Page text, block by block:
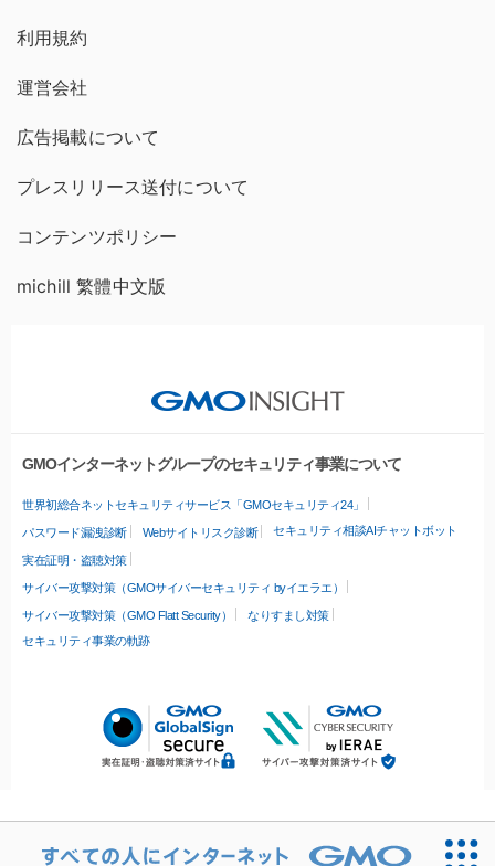
利用規約
運営会社
広告掲載について
プレスリリース送付について
コンテンツポリシー
michill 繁體中文版
GMOインターネットグループのセキュリティ事業について
世界初総合ネットセキュリティサービス「GMOセキュリティ24」
パスワード漏洩診断 Webサイトリスク診断 セキュリティ相談AIチャットボット
実在証明・盗聴対策
サイバー攻撃対策（GMOサイバーセキュリティ byイエラエ）
サイバー攻撃対策（GMO Flatt Security）
なりすまし対策
セキュリティ事業の軌跡